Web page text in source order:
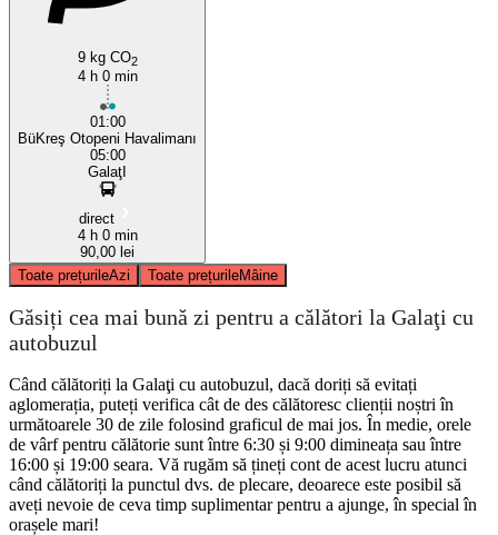
9 kg CO2
4 h 0 min
01:00
BüKreş Otopeni Havalimanı
05:00
GalaţI
direct
4 h 0 min
90,00 lei
Toate prețurileAzi Toate prețurileMâine
Găsiți cea mai bună zi pentru a călători la Galaţi cu
autobuzul
Când călătoriți la Galaţi cu autobuzul, dacă doriți să evitați
aglomerația, puteți verifica cât de des călătoresc clienții noștri în
următoarele 30 de zile folosind graficul de mai jos. În medie, orele
de vârf pentru călătorie sunt între 6:30 și 9:00 dimineața sau între
16:00 și 19:00 seara. Vă rugăm să țineți cont de acest lucru atunci
când călătoriți la punctul dvs. de plecare, deoarece este posibil să
aveți nevoie de ceva timp suplimentar pentru a ajunge, în special în
orașele mari!